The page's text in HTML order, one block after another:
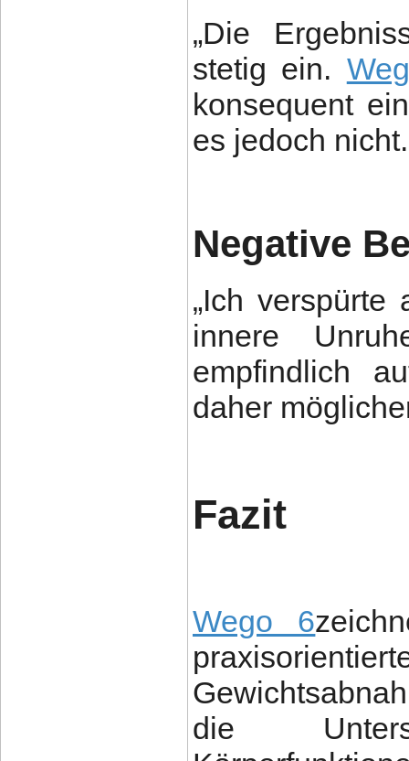
„Die
stetig ein.
konsequent
es jedoch
Negative
„Ich verspürte
innere
empfindlich
daher
Fazit
Wego 6
die